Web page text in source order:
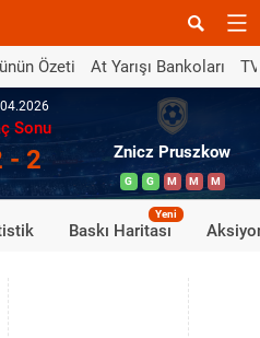
Özeti At Yarışı Bankoları
Sonu
- 2 Znicz Pruszkow
G G M M M
Baskı Haritası
Yeni